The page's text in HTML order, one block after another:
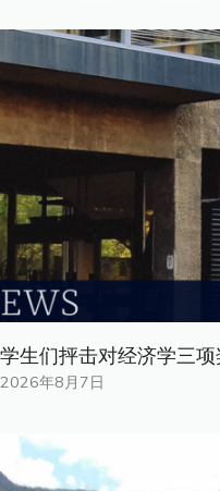
学生们抨击对经济学三
2026年8月7日